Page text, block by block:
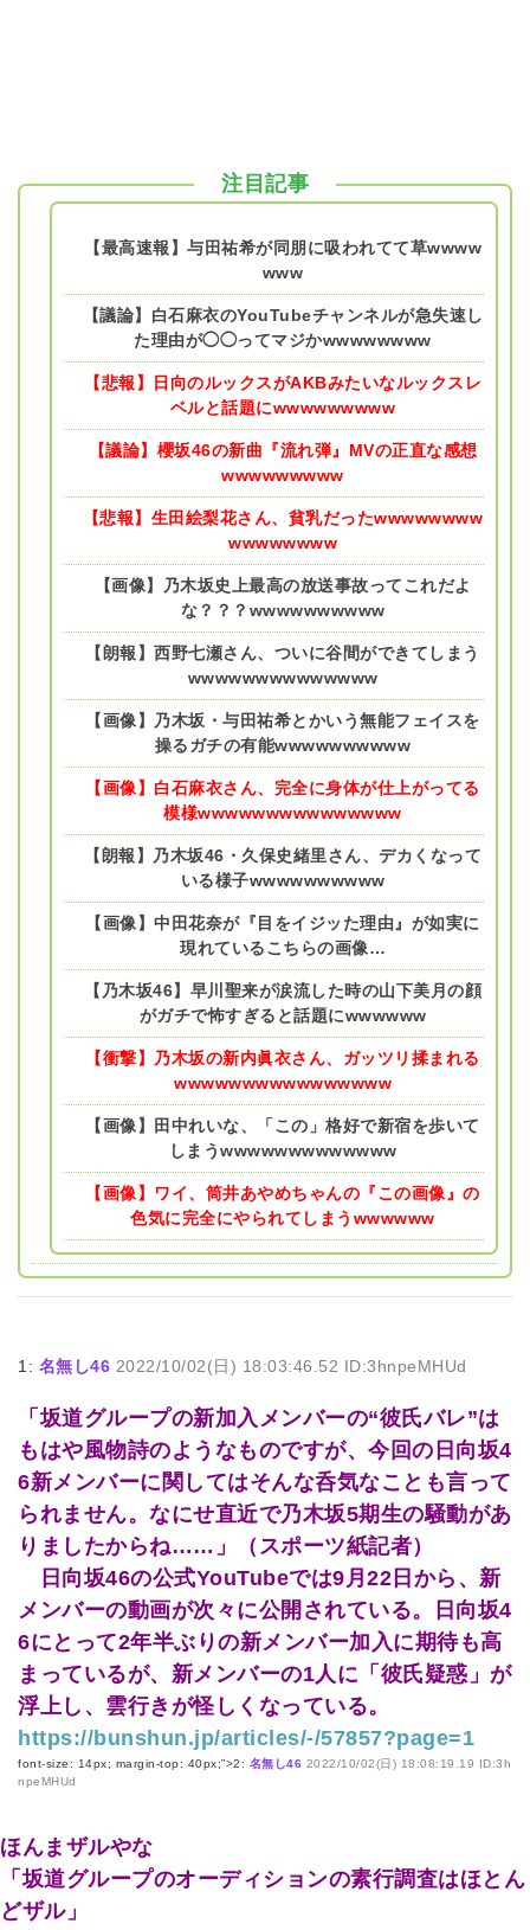
注目記事
【最高速報】与田祐希が同朋に吸われてて草wwww
www
【議論】白石麻衣のYouTubeチャンネルが急失速し
た理由が◯◯ってマジかwwwwwwww
【悲報】日向のルックスがAKBみたいなルックスレ
ベルと話題にwwwwwwwww
【議論】櫻坂46の新曲『流れ弾』MVの正直な感想
wwwwwwwww
【悲報】生田絵梨花さん、貧乳だったwwwwwwww
wwwwwwww
【画像】乃木坂史上最高の放送事故ってこれだよ
な？？？wwwwwwwwww
【朗報】西野七瀬さん、ついに谷間ができてしまう
wwwwwwwwwwwwww
【画像】乃木坂・与田祐希とかいう無能フェイスを
操るガチの有能wwwwwwwwww
【画像】白石麻衣さん、完全に身体が仕上がってる
模様wwwwwwwwwwwwwww
【朗報】乃木坂46・久保史緒里さん、デカくなって
いる様子wwwwwwwwww
【画像】中田花奈が『目をイジッた理由』が如実に
現れているこちらの画像…
【乃木坂46】早川聖来が涙流した時の山下美月の顔
がガチで怖すぎると話題にwwwwww
【衝撃】乃木坂の新内眞衣さん、ガッツリ揉まれる
wwwwwwwwwwwwwwww
【画像】田中れいな、「この」格好で新宿を歩いて
しまうwwwwwwwwwwwww
【画像】ワイ、筒井あやめちゃんの『この画像』の
色気に完全にやられてしまうwwwwww
1: 名無し46 2022/10/02(日) 18:03:46.52 ID:3hnpeMHUd
「坂道グループの新加入メンバーの“彼氏バレ”は
もはや風物詩のようなものですが、今回の日向坂4
6新メンバーに関してはそんな呑気なことも言って
られません。なにせ直近で乃木坂5期生の騒動があ
りましたからね……」（スポーツ紙記者）
日向坂46の公式YouTubeでは9月22日から、新
メンバーの動画が次々に公開されている。日向坂4
6にとって2年半ぶりの新メンバー加入に期待も高
まっているが、新メンバーの1人に「彼氏疑惑」が
浮上し、雲行きが怪しくなっている。
https://bunshun.jp/articles/-/57857?page=1
font-size: 14px; margin-top: 40px;”>2: 名無し46 2022/10/02(日) 18:08:19.19 ID:3h
npeMHUd
ほんまザルやな
「坂道グループのオーディションの素行調査はほとん
どザル」